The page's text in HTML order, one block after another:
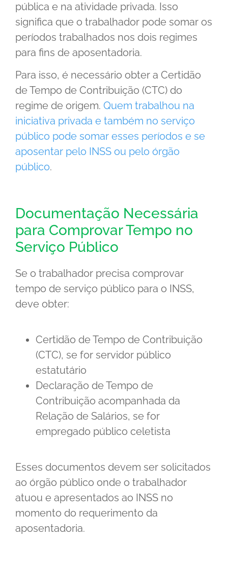
pública e na atividade privada. Isso
significa que o trabalhador pode somar os
períodos trabalhados nos dois regimes
para fins de aposentadoria.
Para isso, é necessário obter a Certidão
de Tempo de Contribuição (CTC) do
regime de origem. Quem trabalhou na
iniciativa privada e também no serviço
público pode somar esses períodos e se
aposentar pelo INSS ou pelo órgão
público.
Documentação Necessária
para Comprovar Tempo no
Serviço Público
Se o trabalhador precisa comprovar
tempo de serviço público para o INSS,
deve obter:
Certidão de Tempo de Contribuição
(CTC), se for servidor público
estatutário
Declaração de Tempo de
Contribuição acompanhada da
Relação de Salários, se for
empregado público celetista
Esses documentos devem ser solicitados
ao órgão público onde o trabalhador
atuou e apresentados ao INSS no
momento do requerimento da
aposentadoria.